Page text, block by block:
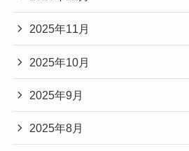
2025年11月
2025年10月
2025年9月
2025年8月